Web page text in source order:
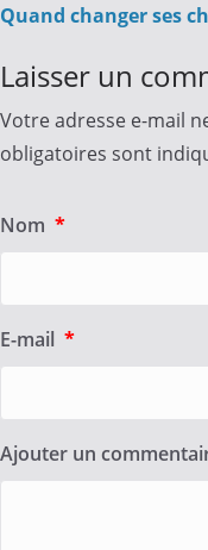
Quand changer ses
Laisser un
Votre adresse e-mail
obligatoires sont
Nom *
E-mail *
Ajouter un